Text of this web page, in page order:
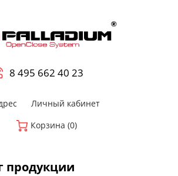
8 495 662 40 23
Личный кабинет
Корзина (0)
продукции